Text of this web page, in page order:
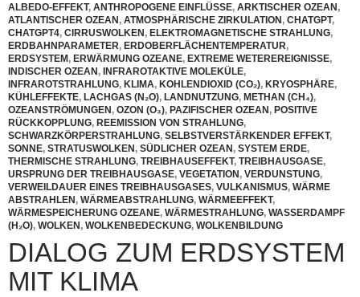
ALBEDO-EFFEKT, ANTHROPOGENE EINFLÜSSE, ARKTISCHER OZEAN ,
ATLANTISCHER OZEAN , ATMOSPHÄRISCHE ZIRKULATION , CHATGPT,
CHATGPT4, CIRRUSWOLKEN , ELEKTROMAGNETISCHE STRAHLUNG,
ERDBAHNPARAMETER, ERDOBERFLÄCHENTEMPERATUR,
ERDSYSTEM , ERWÄRMUNG OZEANE, EXTREME WETEREREIGNISSE,
INDISCHER OZEAN , INFRAROTAKTIVE MOLEKÜLE,
INFRAROTSTRAHLUNG, KLIMA, KOHLENDIOXID (CO₂), KRYOSPHÄRE,
KÜHLEFFEKTE, LACHGAS (N₂O), LANDNUTZUNG, METHAN (CH₄),
OZEANSTRÖMUNGEN , OZON (O₃), PAZIFISCHER OZEAN , POSITIVE
RÜCKKOPPLUNG, REEMISSION VON STRAHLUNG,
SCHWARZKÖRPERSTRAHLUNG, SELBSTVERSTÄRKENDER EFFEKT,
SONNE, STRATUSWOLKEN , SÜDLICHER OZEAN , SYSTEM ERDE,
THERMISCHE STRAHLUNG, TREIBHAUSEFFEKT, TREIBHAUSGASE,
URSPRUNG DER TREIBHAUSGASE, VEGETATION , VERDUNSTUNG,
VERWEILDAUER EINES TREIBHAUSGASES, VULKANISMUS, WÄRME
ABSTRAHLEN , WÄRMEABSTRAHLUNG, WÄRMEEFFEKT,
WÄRMESPEICHERUNG OZEANE, WÄRMESTRAHLUNG, WASSERDAMPF
(H₂O), WOLKEN , WOLKENBEDECKUNG, WOLKENBILDUNG
DIALOG ZUM ERDSYSTEM
MIT KLIMA